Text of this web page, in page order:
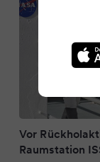
Vor
Raumstation